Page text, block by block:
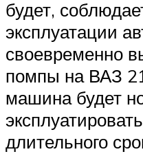
будет,
эксплуатации
своевременно
помпы на ВАЗ
машина будет
длительного